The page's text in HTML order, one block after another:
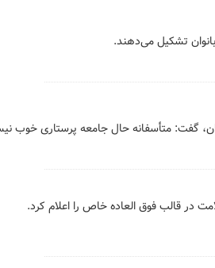
گفت: متأسفانه حال جامعه پرستاری خوب
در قالب فوق العاده خاص را اعلام کرد.